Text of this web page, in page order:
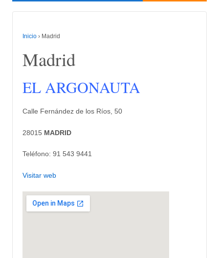
Inicio › Madrid
Madrid
EL ARGONAUTA
Calle Fernández de los Ríos, 50
28015 MADRID
Teléfono: 91 543 9441
Visitar web